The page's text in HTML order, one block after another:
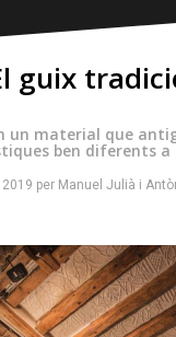
guix
un material que
ben diferents a
per Manuel Julià i